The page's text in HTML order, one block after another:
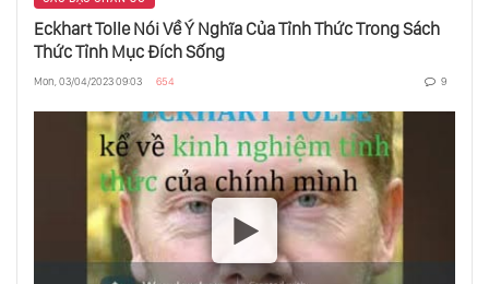
Eckhart Tolle Nói Về Ý Nghĩa Của Tỉnh Thức Trong Sách
Thức Tỉnh Mục Đích Sống
Mon, 03/04/2023 09:03 654 9